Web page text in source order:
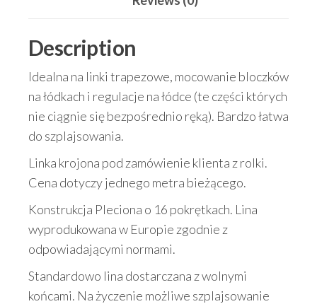
Description
Idealna na linki trapezowe, mocowanie bloczków
na łódkach i regulacje na łódce (te części których
nie ciągnie się bezpośrednio ręką). Bardzo łatwa
do szplajsowania.
Linka krojona pod zamówienie klienta z rolki.
Cena dotyczy jednego metra bieżącego.
Konstrukcja Pleciona o 16 pokrętkach. Lina
wyprodukowana w Europie zgodnie z
odpowiadającymi normami.
Standardowo lina dostarczana z wolnymi
końcami. Na życzenie możliwe szplajsowanie